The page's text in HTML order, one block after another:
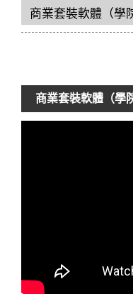
商業套裝軟體（學